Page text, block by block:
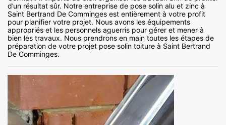
d’un résultat sûr. Notre entreprise de pose solin alu et zinc à
Saint Bertrand De Comminges est entièrement à votre profit
pour planifier votre projet. Nous avons les équipements
appropriés et les personnels aguerris pour gérer et mener à
bien les travaux. Nous prendrons en main toutes les étapes de
préparation de votre projet pose solin toiture à Saint Bertrand
De Comminges.